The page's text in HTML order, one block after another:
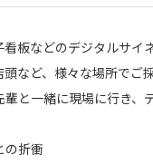
板などのデジタルサイ
など、様々な場所でご
輩と一緒に現場に行き
の折衝